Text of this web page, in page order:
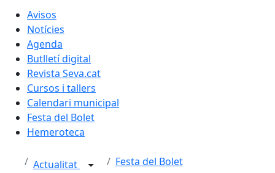
Avisos
Notícies
Agenda
Butlletí digital
Revista Seva.cat
Cursos i tallers
Calendari municipal
Festa del Bolet
Hemeroteca
Actualitat Festa del Bolet